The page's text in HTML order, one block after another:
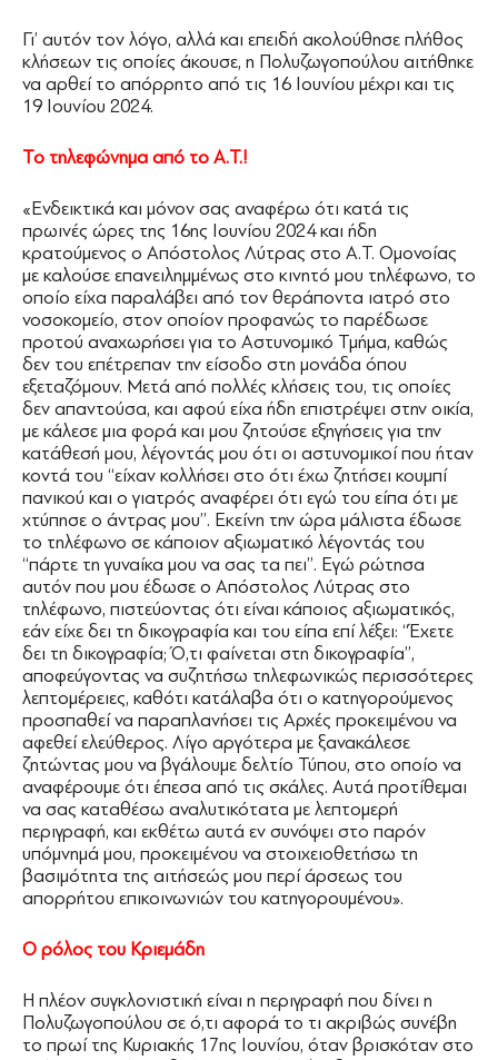
Γι’ αυτόν τον λόγο, αλλά και επειδή ακολούθησε πλήθος
κλήσεων τις οποίες άκουσε, η Πολυζωγοπούλου αιτήθηκε
να αρθεί το απόρρητο από τις 16 Ιουνίου μέχρι και τις
19 Ιουνίου 2024.
Το τηλεφώνημα από το Α.Τ.!
«Ενδεικτικά και μόνον σας αναφέρω ότι κατά τις
πρωινές ώρες της 16ης Ιουνίου 2024 και ήδη
κρατούμενος ο Απόστολος Λύτρας στο Α.Τ. Ομονοίας
με καλούσε επανειλημμένως στο κινητό μου τηλέφωνο, το
οποίο είχα παραλάβει από τον θεράποντα ιατρό στο
νοσοκομείο, στον οποίον προφανώς το παρέδωσε
προτού αναχωρήσει για το Αστυνομικό Τμήμα, καθώς
δεν του επέτρεπαν την είσοδο στη μονάδα όπου
εξεταζόμουν. Μετά από πολλές κλήσεις του, τις οποίες
δεν απαντούσα, και αφού είχα ήδη επιστρέψει στην οικία,
με κάλεσε μια φορά και μου ζητούσε εξηγήσεις για την
κατάθεσή μου, λέγοντάς μου ότι οι αστυνομικοί που ήταν
κοντά του ‘‘είχαν κολλήσει στο ότι έχω ζητήσει κουμπί
πανικού και ο γιατρός αναφέρει ότι εγώ του είπα ότι με
χτύπησε ο άντρας μου’’. Εκείνη την ώρα μάλιστα έδωσε
το τηλέφωνο σε κάποιον αξιωματικό λέγοντάς του
‘‘πάρτε τη γυναίκα μου να σας τα πει’’. Εγώ ρώτησα
αυτόν που μου έδωσε ο Απόστολος Λύτρας στο
τηλέφωνο, πιστεύοντας ότι είναι κάποιος αξιωματικός,
εάν είχε δει τη δικογραφία και του είπα επί λέξει: ‘‘Έχετε
δει τη δικογραφία; Ό,τι φαίνεται στη δικογραφία’’,
αποφεύγοντας να συζητήσω τηλεφωνικώς περισσότερες
λεπτομέρειες, καθότι κατάλαβα ότι ο κατηγορούμενος
προσπαθεί να παραπλανήσει τις Αρχές προκειμένου να
αφεθεί ελεύθερος. Λίγο αργότερα με ξανακάλεσε
ζητώντας μου να βγάλουμε δελτίο Τύπου, στο οποίο να
αναφέρουμε ότι έπεσα από τις σκάλες. Αυτά προτίθεμαι
να σας καταθέσω αναλυτικότατα με λεπτομερή
περιγραφή, και εκθέτω αυτά εν συνόψει στο παρόν
υπόμνημά μου, προκειμένου να στοιχειοθετήσω τη
βασιμότητα της αιτήσεώς μου περί άρσεως του
απορρήτου επικοινωνιών του κατηγορουμένου».
Ο ρόλος του Κριεμάδη
Η πλέον συγκλονιστική είναι η περιγραφή που δίνει η
Πολυζωγοπούλου σε ό,τι αφορά το τι ακριβώς συνέβη
το πρωί της Κυριακής 17ης Ιουνίου, όταν βρισκόταν στο